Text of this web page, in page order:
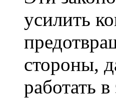
усилить
стороны,
работать